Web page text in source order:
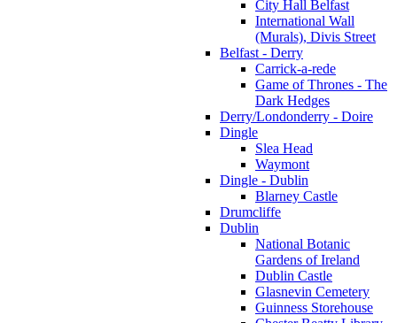
City Hall Belfast
International Wall
(Murals), Divis Street
Belfast - Derry
Carrick-a-rede
Game of Thrones - The
Dark Hedges
Derry/Londonderry - Doire
Dingle
Slea Head
Waymont
Dingle - Dublin
Blarney Castle
Drumcliffe
Dublin
National Botanic
Gardens of Ireland
Dublin Castle
Glasnevin Cemetery
Guinness Storehouse